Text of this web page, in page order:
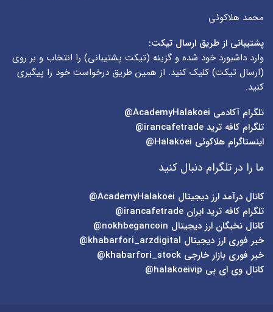
محمد هلاکوئی
پشتیبانی از طریق ارسال تیکت:
وارد داشبورد خود شده و گزینه (تیکت پشتیبانی) را انتخاب و بر روی
(ارسال تیکت) کلیک کنید. از همین طریق درخواست خود را پیگیری
کنید.
تلگرام آکادمی
تلگرام کافه ترید irancafetrade@
اینستاگرام هلاکوئی Halakoei@
ما را در تلگرام دنبال کنید
کانال درآمد ارز دیجیتال AcademyHalakoei@
تلگرام کافه ترید ایران irancafetrade@
کانال نخبگان ارز دیجیتال nokhbegancoin@
خبر فوری ارز دیجیتال khabarfori_arzdigital@
خبر فوری بازار خارجی khabarfori_stock@
کانال وی ای پی halakoeivip@